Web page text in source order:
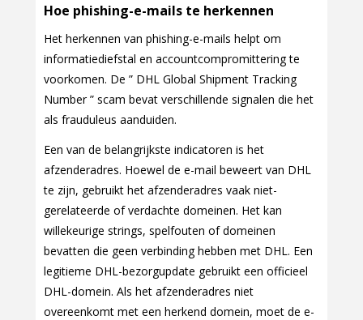
Hoe phishing-e-mails te herkennen
Het herkennen van phishing-e-mails helpt om
informatiediefstal en accountcompromittering te
voorkomen. De ” DHL Global Shipment Tracking
Number ” scam bevat verschillende signalen die het
als frauduleus aanduiden.
Een van de belangrijkste indicatoren is het
afzenderadres. Hoewel de e-mail beweert van DHL
te zijn, gebruikt het afzenderadres vaak niet-
gerelateerde of verdachte domeinen. Het kan
willekeurige strings, spelfouten of domeinen
bevatten die geen verbinding hebben met DHL. Een
legitieme DHL-bezorgupdate gebruikt een officieel
DHL-domein. Als het afzenderadres niet
overeenkomt met een herkend domein, moet de e-